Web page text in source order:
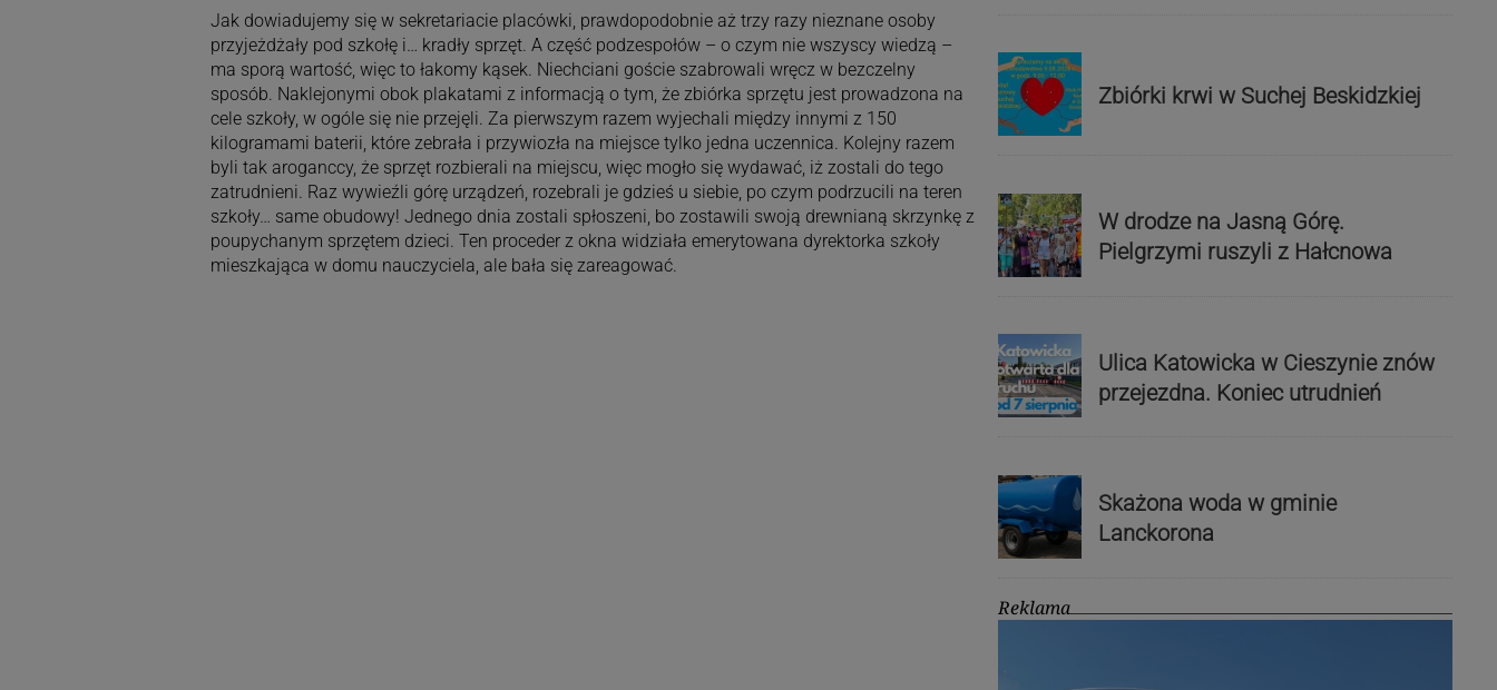
Jak dowiadujemy się w sekretariacie placówki, prawdopodobnie aż trzy razy nieznane osoby
przyjeżdżały pod szkołę i… kradły sprzęt. A część podzespołów – o czym nie wszyscy wiedzą –
ma sporą wartość, więc to łakomy kąsek. Niechciani goście szabrowali wręcz w bezczelny
sposób. Naklejonymi obok plakatami z informacją o tym, że zbiórka sprzętu jest prowadzona na
cele szkoły, w ogóle się nie przejęli. Za pierwszym razem wyjechali między innymi z 150
kilogramami baterii, które zebrała i przywiozła na miejsce tylko jedna uczennica. Kolejny razem
byli tak aroganccy, że sprzęt rozbierali na miejscu, więc mogło się wydawać, iż zostali do tego
zatrudnieni. Raz wywieźli górę urządzeń, rozebrali je gdzieś u siebie, po czym podrzucili na teren
szkoły… same obudowy! Jednego dnia zostali spłoszeni, bo zostawili swoją drewnianą skrzynkę z
poupychanym sprzętem dzieci. Ten proceder z okna widziała emerytowana dyrektorka szkoły
mieszkająca w domu nauczyciela, ale bała się zareagować.
Zbiórki krwi w Suchej Beskidzkiej
W drodze na Jasną Górę.
Pielgrzymi ruszyli z Hałcnowa
Ulica Katowicka w Cieszynie znów
przejezdna. Koniec utrudnień
Skażona woda w gminie
Lanckorona
Reklama